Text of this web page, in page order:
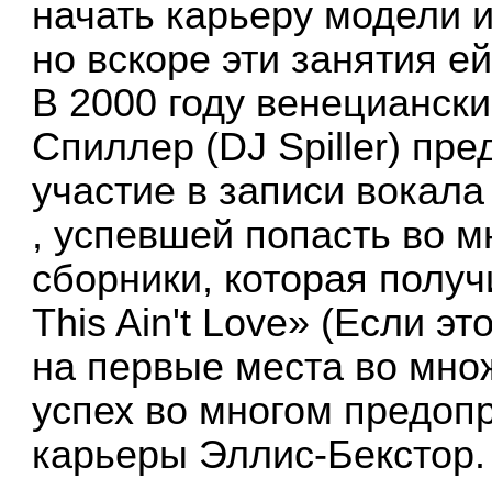
начать карьеру модели
но вскоре эти занятия
В 2000 году
Спиллер (DJ Spiller)
участие в записи
, успевшей попасть во
сборники, которая
This Ain't Love» (Если
на первые места во
успех во многом
карьеры Эллис-Бекстор.